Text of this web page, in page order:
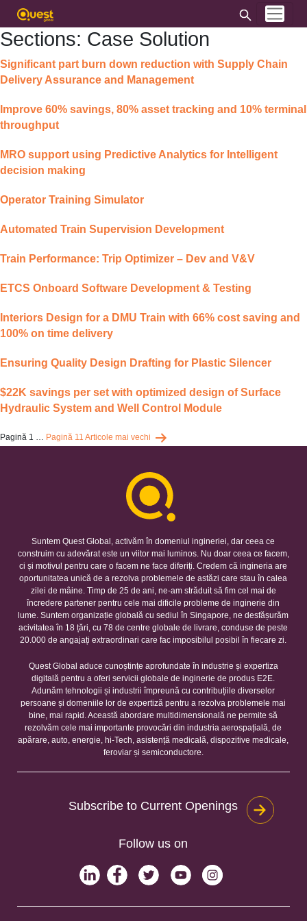
Sections: Case Solution
Significant part burn down reduction with Supply Chain
Delivery Assurance and Management
Improve 60% savings, 80% asset tracking and 10% terminal
throughput
MRO support using Predictive Analytics for Intelligent
decision making
Operator Training Simulator
Automated Train Supervision Development
Train Performance: Trip Optimizer – Dev and V&V
ETCS Onboard Software Development & Testing
Interiors Design for a DMU Train with 66% cost saving and
100% on time delivery
Ensuring Quality Design Drafting for Plastic Silencer
$22K savings per set with optimized design of Surface
Hydraulic System and Well Control Module
Paginație
Pagină 1 … Pagină 11 Articole mai vechi
Suntem Quest Global, activăm în domeniul ingineriei, dar ceea ce
construim cu adevărat este un viitor mai luminos. Nu doar ceea ce facem,
ci și motivul pentru care o facem ne face diferiți. Credem că ingineria are
oportunitatea unică de a rezolva problemele de astăzi care stau în calea
zilei de mâine. Timp de 25 de ani, ne-am străduit să fim cel mai de
încredere partener pentru cele mai dificile probleme de inginerie din
lume. Suntem organizație globală cu sediul în Singapore, ne desfășurăm
acivitatea în 18 țări, cu 78 de centre globale de livrare, conduse de peste
20.000 de angajați extraordinari care fac imposibilul posibil în fiecare zi.
Quest Global aduce cunoștințe aprofundate în industrie și expertiza
digitală pentru a oferi servicii globale de inginerie de produs E2E.
Adunăm tehnologii și industrii împreună cu contribuțiile diverselor
persoane și domeniile lor de expertiză pentru a rezolva problemele mai
bine, mai rapid. Această abordare multidimensională ne permite să
rezolvăm cele mai importante provocări din industria aerospațială, de
apărare, auto, energie, hi-Tech, asistență medicală, dispozitive medicale,
feroviar și semiconductore.
Subscribe to Current Openings
Follow us on